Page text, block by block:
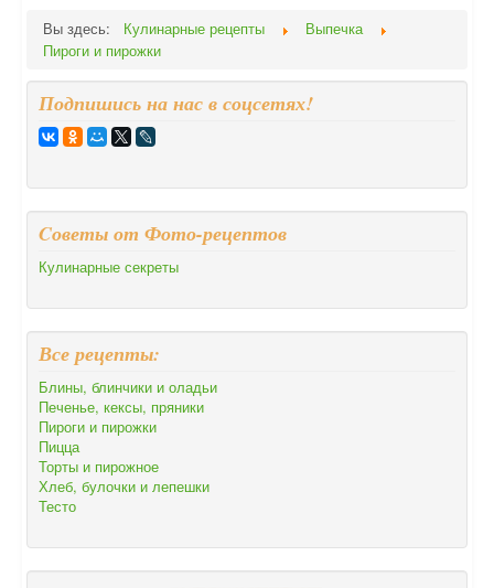
Вы здесь:
Кулинарные рецепты
Выпечка
Пироги и пирожки
Подпишись на нас в соцсетях!
Cоветы от Фото-рецептов
Кулинарные секреты
Все рецепты:
Блины, блинчики и оладьи
Печенье, кексы, пряники
Пироги и пирожки
Пицца
Торты и пирожное
Хлеб, булочки и лепешки
Тесто